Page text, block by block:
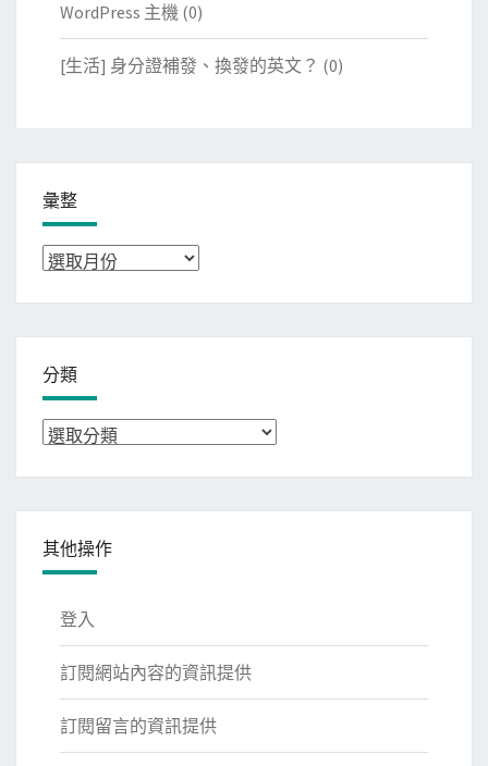
WordPress 主機 (0)
[生活] 身分證補發、換發的英文？ (0)
彙整
彙
分類
分
其他操作
登入
訂閱網站內容的資訊提供
訂閱留言的資訊提供